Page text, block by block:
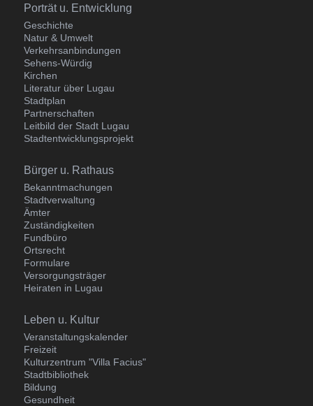
Navigation
überspringen
Porträt u. Entwicklung
Geschichte
Natur & Umwelt
Verkehrsanbindungen
Sehens-Würdig
Kirchen
Literatur über Lugau
Stadtplan
Partnerschaften
Leitbild der Stadt Lugau
Stadtentwicklungsprojekt
Navigation
überspringen
Bürger u. Rathaus
Bekanntmachungen
Stadtverwaltung
Ämter
Zuständigkeiten
Fundbüro
Ortsrecht
Formulare
Versorgungsträger
Heiraten in Lugau
Navigation
überspringen
Leben u. Kultur
Veranstaltungskalender
Freizeit
Kulturzentrum "Villa Facius"
Stadtbibliothek
Bildung
Gesundheit